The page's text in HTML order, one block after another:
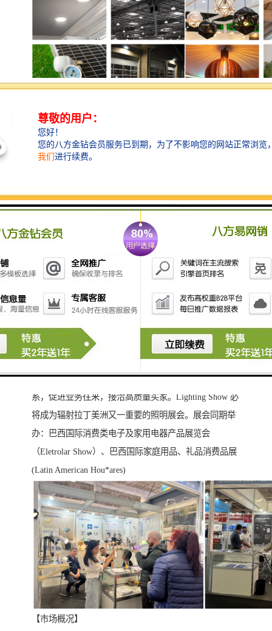
Lighting Show Brazil 巴西国/际灯饰产品展由Grupo
Eletrolar 主办，该主办是巴西著/名的多媒体行业领导
者，致力于将消费电子、家用电器、灯饰产品、家庭用
的Electrolar Show 已经成功举办了18 届，已成为拉丁美
洲zui大的B2B 贸易展，吸引了众多的国/际知/名企业在
展会上展示其优质品/牌及zui新产品，汇集了众多行/业
内规模较大的各类零售商和品/牌商。
国内多家照明企业参展，现场展贸效果极/佳。参展企业
巴西及拉丁美洲照明行业市场趋势和贸易交流的机会。
在短短4 天时间内，参展企业与来自巴西及拉丁美洲其
他国家及地区的业内人士进行广泛的经验交流并建立联
系，促进业务往来，接洽高质量买家。Lighting Show 必
将成为辐射拉丁美洲又一重要的照明展会。展会同期举
办：巴西国际消费类电子及家用电器产品展览会
（Eletrolar Show）、巴西国际家庭用品、礼品消费品展
(Latin American Hou*ares)
【市场概况】